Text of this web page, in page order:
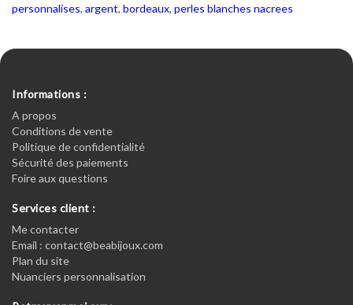
personnalises, argent, bordeaux, perles blanches nacrees
Informations :
A propos
Conditions de vente
Politique de confidentialité
Sécurité des paiements
Foire aux questions
Services client :
Me contacter
Email : contact@beabijoux.com
Plan du site
Nuanciers personnalisation